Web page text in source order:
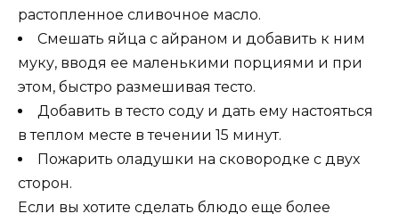
растопленное сливочное масло.
Смешать яйца с айраном и добавить к ним
муку, вводя ее маленькими порциями и при
этом, быстро размешивая тесто.
Добавить в тесто соду и дать ему настояться
в теплом месте в течении 15 минут.
Пожарить оладушки на сковородке с двух
сторон.
Если вы хотите сделать блюдо еще более